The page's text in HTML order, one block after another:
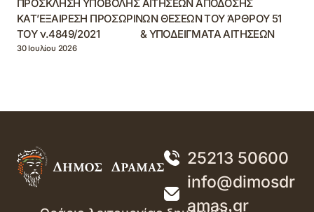
ΠΡΟΣΚΛΗΣΗ ΥΠΟΒΟΛΗΣ ΑΙΤΗΣΕΩΝ ΑΠΟΔΟΣΗΣ
ΚΑΤ’ΕΞΑΙΡΕΣΗ ΠΡΟΣΩΡΙΝΩΝ ΘΕΣΕΩΝ ΤΟΥ ΆΡΘΡΟΥ 51
ΤΟΥ ν.4849/2021 & ΥΠΟΔΕΙΓΜΑΤΑ ΑΙΤΗΣΕΩΝ
30 Ιουλίου 2026
25213 50600
info@dimosdr
amas.gr